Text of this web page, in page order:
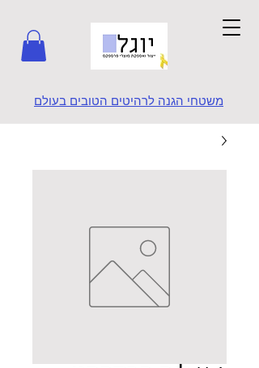
משטחי הגנה לרהיטים הטובים בעולם